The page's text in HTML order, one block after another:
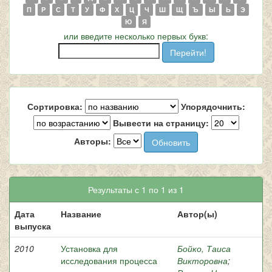
П
Р С Т У Ф Х Ц Ч Ш Щ Ъ Ы Ь
Э
Ю
Я
или введите несколько первых букв:
Сортировка:
Упорядочнить:
Вывести на страницу:
Авторы:
Результаты с 1 по 1 из 1
Дата
выпуска
Название Автор(ы)
2010
Установка для
исследования процесса
Бойко, Таиса
Викторовна;